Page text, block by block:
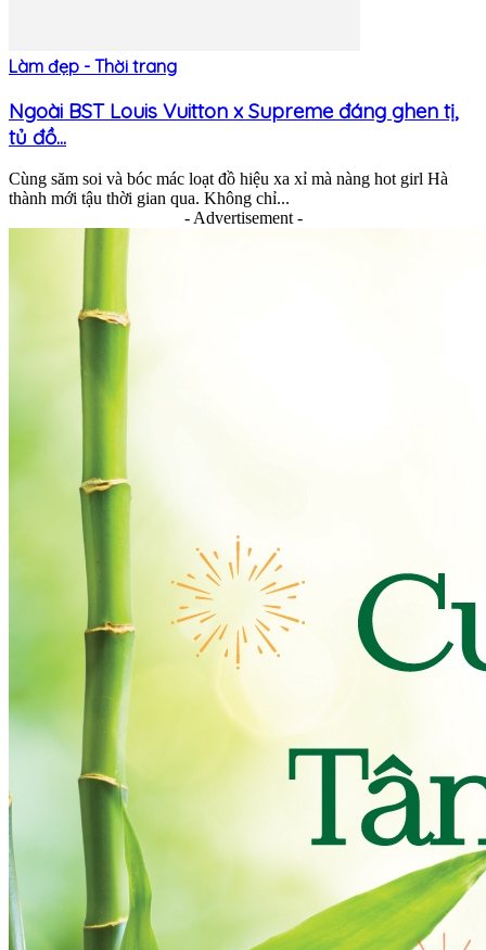
Làm đẹp - Thời trang
Ngoài BST Louis Vuitton x Supreme đáng ghen tị,
tủ đồ...
Cùng săm soi và bóc mác loạt đồ hiệu xa xỉ mà nàng hot girl Hà
thành mới tậu thời gian qua. Không chỉ...
- Advertisement -